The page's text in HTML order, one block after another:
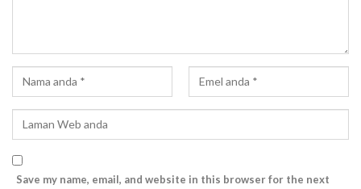
Save my name, email, and website in this browser for the next